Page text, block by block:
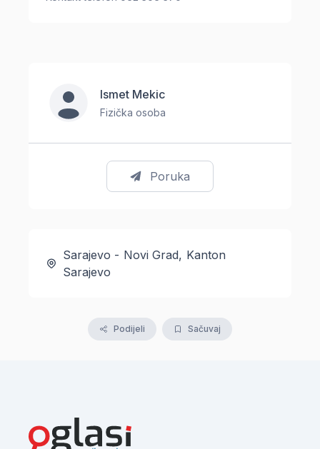
Ismet Mekic
Fizička osoba
Poruka
Sarajevo - Novi Grad, Kanton
Sarajevo
Podijeli Sačuvaj